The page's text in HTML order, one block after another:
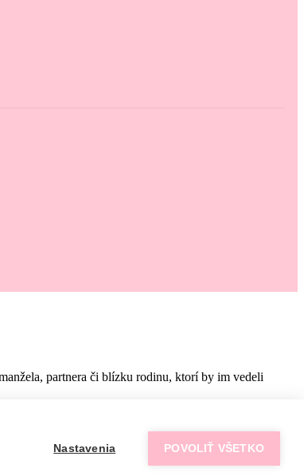
partnera či blízku rodinu, ktorí by im vedeli
Nastavenia POVOLIŤ VŠETKO